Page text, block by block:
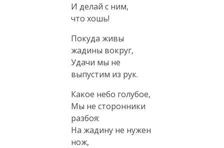
И делай с ним,
что хошь!
Покуда живы
жадины вокруг,
Удачи мы не
выпустим из рук.
Какое небо голубое,
Мы не сторонники
разбоя:
На жадину не нужен
нож,